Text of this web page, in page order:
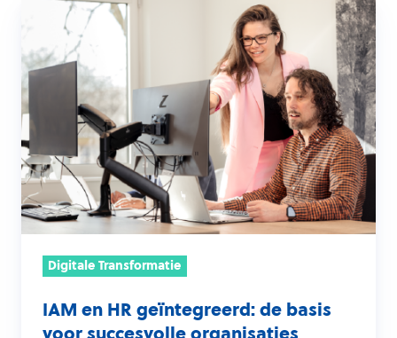
HR
geïntegreerd:
de
basis
voor
succesvolle
organisaties
Digitale Transformatie
IAM en HR geïntegreerd: de basis